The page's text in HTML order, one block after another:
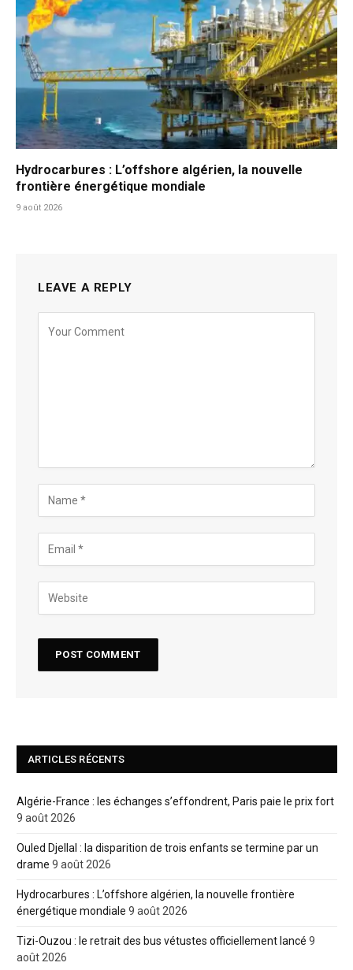
Hydrocarbures : L’offshore algérien, la nouvelle
frontière énergétique mondiale
9 août 2026
LEAVE A REPLY
ARTICLES RÉCENTS
Algérie-France : les échanges s’effondrent, Paris paie le prix fort
9 août 2026
Ouled Djellal : la disparition de trois enfants se termine par un
drame 9 août 2026
Hydrocarbures : L’offshore algérien, la nouvelle frontière
énergétique mondiale 9 août 2026
Tizi-Ouzou : le retrait des bus vétustes officiellement lancé 9
août 2026